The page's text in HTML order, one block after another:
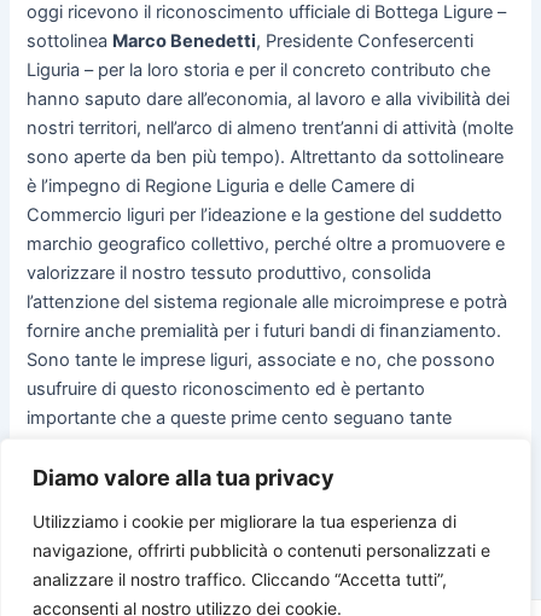
Diamo valore alla tua privacy
Utilizziamo i cookie per migliorare la tua esperienza di
navigazione, offrirti pubblicità o contenuti personalizzati e
analizzare il nostro traffico. Cliccando “Accetta tutti”,
acconsenti al nostro utilizzo dei cookie.
oggi ricevono il riconoscimento ufficiale di Bottega Ligure –
sottolinea Marco Benedetti, Presidente Confesercenti
Liguria – per la loro storia e per il concreto contributo che
hanno saputo dare all’economia, al lavoro e alla vivibilità dei
nostri territori, nell’arco di almeno trent’anni di attività (molte
sono aperte da ben più tempo). Altrettanto da sottolineare
è l’impegno di Regione Liguria e delle Camere di
Commercio liguri per l’ideazione e la gestione del suddetto
marchio geografico collettivo, perché oltre a promuovere e
valorizzare il nostro tessuto produttivo, consolida
l’attenzione del sistema regionale alle microimprese e potrà
fornire anche premialità per i futuri bandi di finanziamento.
Sono tante le imprese liguri, associate e no, che possono
usufruire di questo riconoscimento ed è pertanto
importante che a queste prime cento seguano tante
cittadini e turisti”.
PRECEDENTE SUCCESSIVO